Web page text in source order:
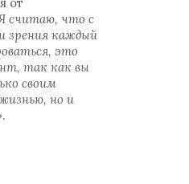
считаю, что с
зрения каждый
это
так как вы
своим
но и
.